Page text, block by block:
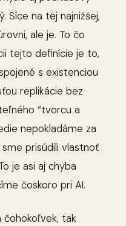
Síce na tej najnižšej,
ale je. To čo
tejto definície je to,
s existenciou
replikácie bez
“tvorcu a
nepokladáme za
prisúdili vlastnoť
je asi aj chyba
čoskoro pri AI.
čohokoľvek, tak